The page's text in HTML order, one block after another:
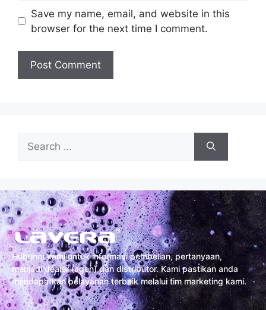
Save my name, email, and website in this
browser for the next time I comment.
Hubungi kami untuk informasi pembelian, pertanyaan,
menjadi dealer (agen) dan distributor. Kami pastikan anda
mendapatkan pelayanan terbaik melalui tim marketing kami.